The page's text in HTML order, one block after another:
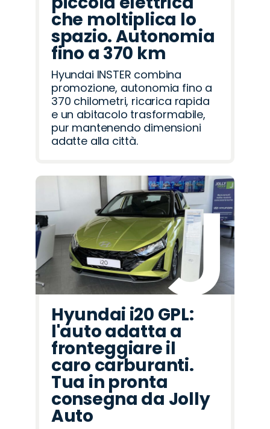
che moltiplica lo
spazio. Autonomia
fino a 370 km
Hyundai INSTER combina
promozione, autonomia fino a
370 chilometri, ricarica rapida
e un abitacolo trasformabile,
pur mantenendo dimensioni
adatte alla città.
Hyundai i20 GPL:
l'auto adatta a
fronteggiare il
caro carburanti.
Tua in pronta
consegna da Jolly
Auto